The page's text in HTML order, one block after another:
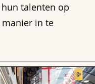
talenten op
manier in te